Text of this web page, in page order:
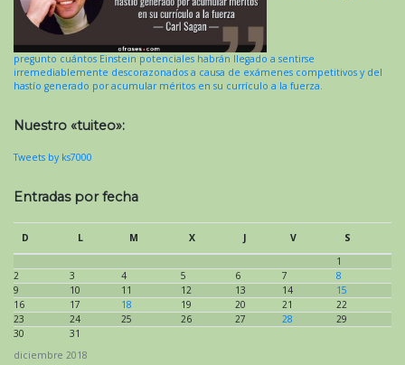
pregunto cuántos Einstein potenciales habrán llegado a sentirse
irremediablemente descorazonados a causa de exámenes competitivos y del
hastío generado por acumular méritos en su currículo a la fuerza.
Nuestro «tuiteo»:
Tweets by ks7000
Entradas por fecha
diciembre 2018
D L M X J V
S
1
2
3 4 5 6 7
8
9
10 11 12 13 14
15
16
17 18 19 20 21
22
23
24 25 26 27 28
29
30
31